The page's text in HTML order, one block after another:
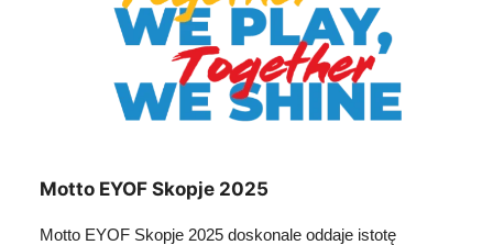
Motto EYOF Skopje 2025
Motto EYOF Skopje 2025 doskonale oddaje istotę